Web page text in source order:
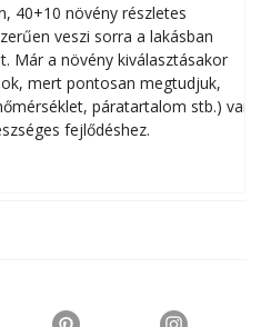
40+10 növény részletes
veszi sorra a lakásban
Már a növény kiválasztásakor
mert pontosan megtudjuk,
páratartalom stb.) van
fejlődéshez.